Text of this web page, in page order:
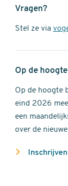
Vragen?
Stel ze via
Op de
Op de hoogte
eind 2026
een
over de